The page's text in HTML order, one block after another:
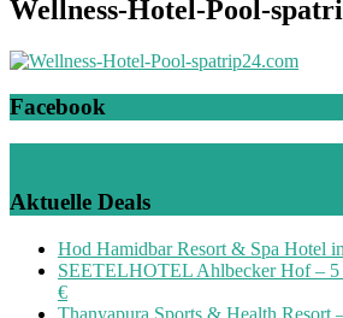
Wellness-Hotel-Pool-
Facebook
Aktuelle Deals
Hod Hamidbar Resort & Spa Hotel
SEETELHOTEL Ahlbecker Hof – 5
€
Thanyapura Sports & Health Resort